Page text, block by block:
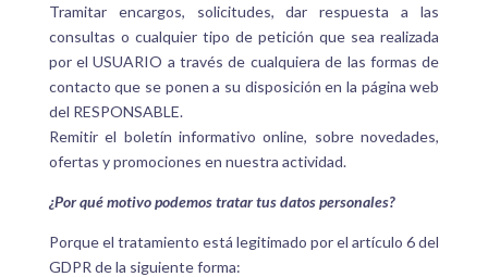
Tramitar encargos, solicitudes, dar respuesta a las
consultas o cualquier tipo de petición que sea realizada
por el USUARIO a través de cualquiera de las formas de
contacto que se ponen a su disposición en la página web
del RESPONSABLE.
Remitir el boletín informativo online, sobre novedades,
ofertas y promociones en nuestra actividad.
¿Por qué motivo podemos tratar tus datos personales?
Porque el tratamiento está legitimado por el artículo 6 del
GDPR de la siguiente forma: